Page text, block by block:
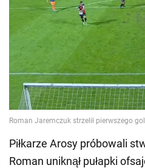
Piłkarze Arosy próbowali
Roman uniknął pułapki